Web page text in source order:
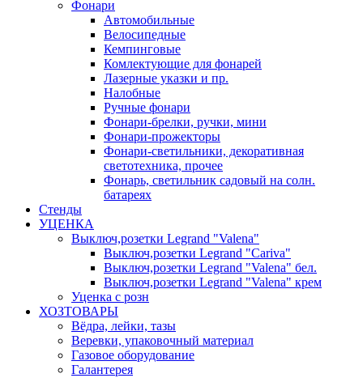
Фонари
Автомобильные
Велосипедные
Кемпинговые
Комлектующие для фонарей
Лазерные указки и пр.
Налобные
Ручные фонари
Фонари-брелки, ручки, мини
Фонари-прожекторы
Фонари-светильники, декоративная
светотехника, прочее
Фонарь, светильник садовый на солн.
батареях
Стенды
УЦЕНКА
Выключ,розетки Legrand "Valena"
Выключ,розетки Legrand "Cariva"
Выключ,розетки Legrand "Valena" бел.
Выключ,розетки Legrand "Valena" крем
Уценка с розн
ХОЗТОВАРЫ
Вёдра, лейки, тазы
Веревки, упаковочный материал
Газовое оборудование
Галантерея